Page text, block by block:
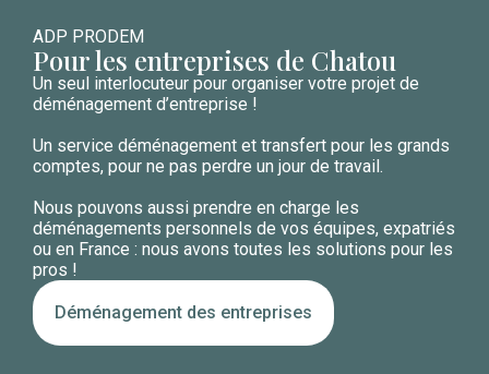
ADP PRODEM
Pour les entreprises de Chatou
Un seul interlocuteur pour organiser votre projet de
déménagement d’entreprise !
Un service déménagement et transfert pour les grands
comptes, pour ne pas perdre un jour de travail.
Nous pouvons aussi prendre en charge les
déménagements personnels de vos équipes, expatriés
ou en France : nous avons toutes les solutions pour les
pros !
Déménagement des entreprises